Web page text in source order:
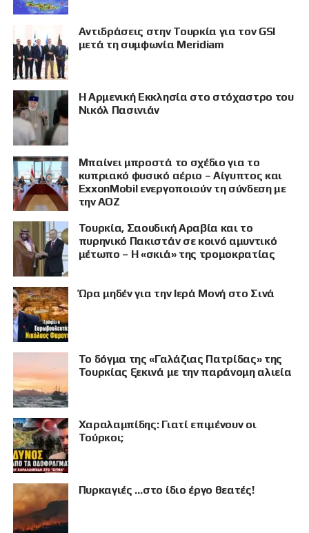
Αντιδράσεις στην Τουρκία για τον GSI
μετά τη συμφωνία Meridiam
Η Αρμενική Εκκλησία στο στόχαστρο του
Νικόλ Πασινιάν
Μπαίνει μπροστά το σχέδιο για το
κυπριακό φυσικό αέριο – Αίγυπτος και
ExxonMobil ενεργοποιούν τη σύνδεση με
την ΑΟΖ
Τουρκία, Σαουδική Αραβία και το
πυρηνικό Πακιστάν σε κοινό αμυντικό
μέτωπο – Η «σκιά» της τρομοκρατίας
Ώρα μηδέν για την Ιερά Μονή στο Σινά
Το δόγμα της «Γαλάζιας Πατρίδας» της
Τουρκίας ξεκινά με την παράνομη αλιεία
Χαραλαμπίδης: Γιατί επιμένουν οι
Τούρκοι;
Πυρκαγιές …στο ίδιο έργο θεατές!